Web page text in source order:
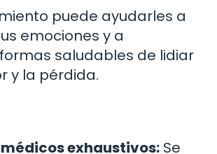
puede ayudarles a
emociones y a
saludables de lidiar
y la pérdida.
médicos exhaustivos: Se